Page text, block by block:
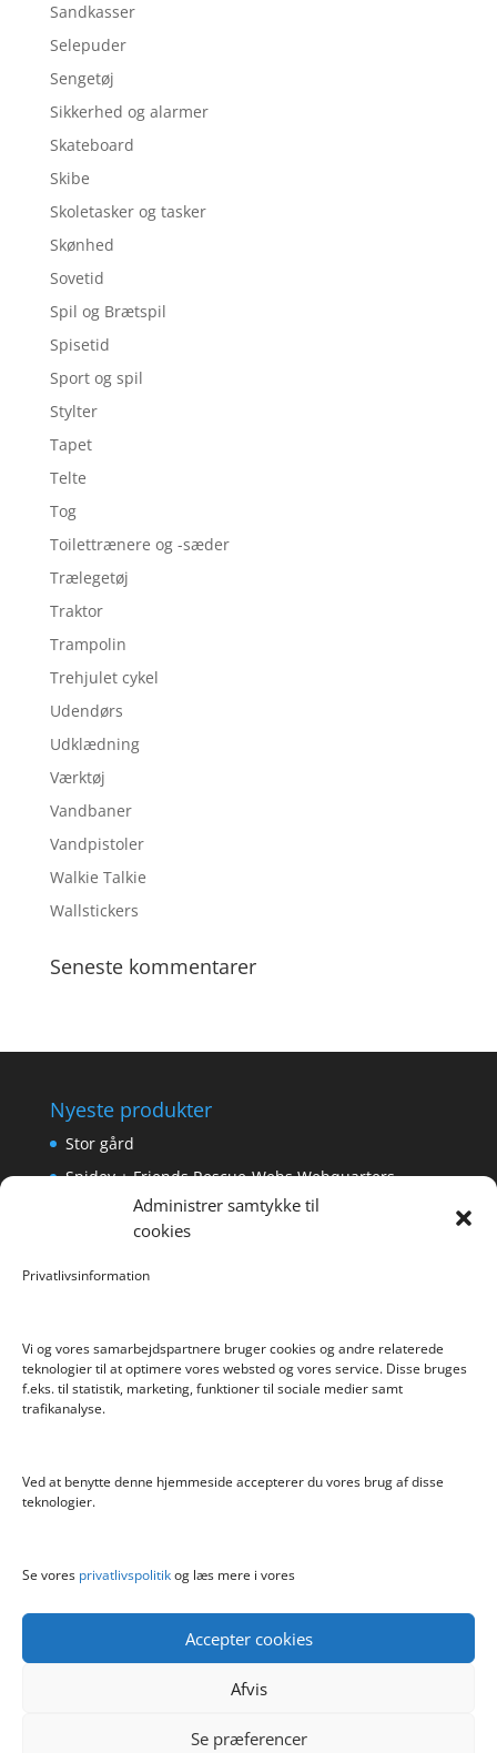
Administrer samtykke til
cookies
Privatlivsinformation
Vi og vores samarbejdspartnere bruger cookies og andre relaterede
teknologier til at optimere vores websted og vores service. Disse bruges
f.eks. til statistik, marketing, funktioner til sociale medier samt
trafikanalyse.
Ved at benytte denne hjemmeside accepterer du vores brug af disse
teknologier.
Se vores privatlivspolitikog læs mere i vores
Accepter cookies
Afvis
Se præferencer
Sandkasser
Selepuder
Sengetøj
Sikkerhed og alarmer
Skateboard
Skibe
Skoletasker og tasker
Skønhed
Sovetid
Spil og Brætspil
Spisetid
Sport og spil
Stylter
Tapet
Telte
Tog
Toilettrænere og -sæder
Trælegetøj
Traktor
Trampolin
Trehjulet cykel
Udendørs
Udklædning
Værktøj
Vandbaner
Vandpistoler
Walkie Talkie
Wallstickers
Seneste kommentarer
Nyeste produkter
Stor gård
Spidey + Friends Rescue-Webs Webquarters
Forlængerkabel til håndkontrol 2×2 m.
Pokemon Skoletaske med 4 Dele
Hyggeligt fehjem med gyldent enhjørning
Info
Kontakt
Privatlivspolitik